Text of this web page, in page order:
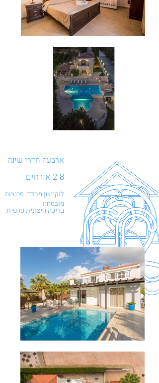
ארבעה חדרי שינה
2-8 אורחים
לוקיישן מבודד, פרטיות
מובטחת
בריכה חיצונית פרטית
וילה
טריטון